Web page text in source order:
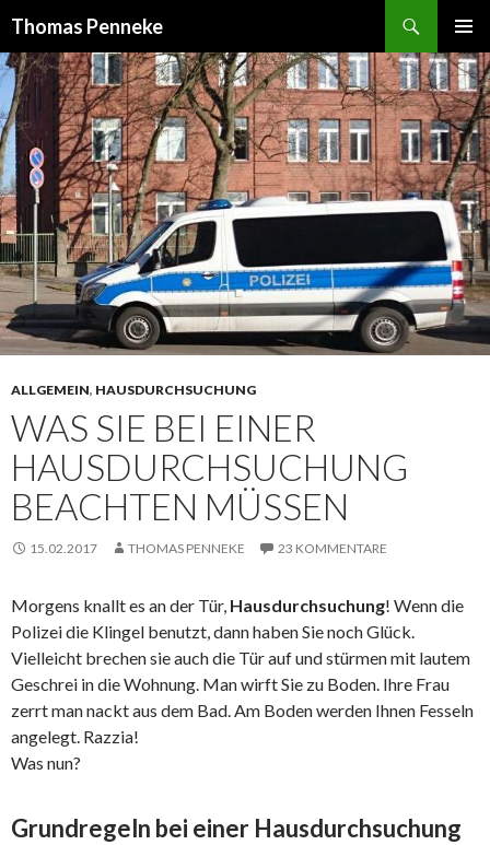
Thomas Penneke
MENÜ
ZUM
INHALT
ALLGEMEIN, HAUSDURCHSUCHUNG
WAS SIE BEI EINER
HAUSDURCHSUCHUNG
BEACHTEN MÜSSEN
15.02.2017 THOMAS PENNEKE 23 KOMMENTARE
Morgens knallt es an der Tür, Hausdurchsuchung! Wenn die
Polizei die Klingel benutzt, dann haben Sie noch Glück.
Vielleicht brechen sie auch die Tür auf und stürmen mit lautem
Geschrei in die Wohnung. Man wirft Sie zu Boden. Ihre Frau
zerrt man nackt aus dem Bad. Am Boden werden Ihnen Fesseln
angelegt. Razzia!
Was nun?
Grundregeln bei einer Hausdurchsuchung